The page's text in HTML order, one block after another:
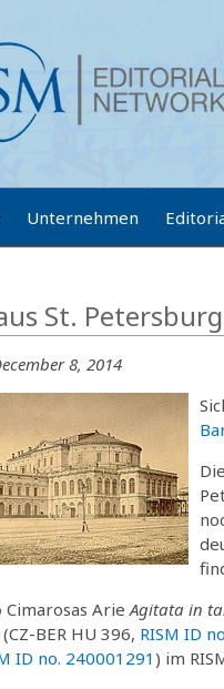
Unternehmen
St. Petersburg
8, 2014
Cimarosas Arie Agitata in
BER HU 396, RISM ID
ID no. 240001291 ) im